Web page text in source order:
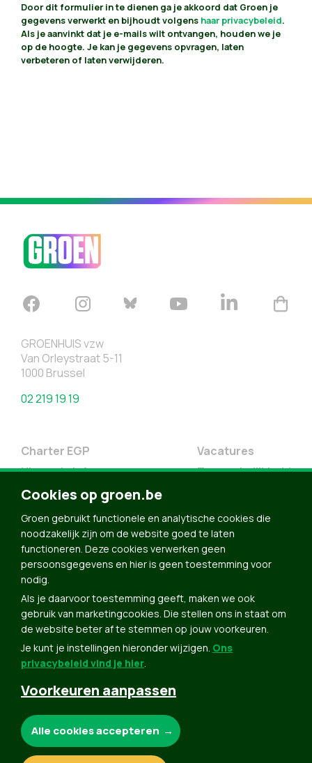
Door dit formulier in te dienen ga je akkoord dat Groen je
gegevens verwerkt en bijhoudt volgens haar privacybeleid.
Als je aanvinkt dat je e-mails wilt ontvangen, houden we je
op de hoogte. Je kan je gegevens opvragen, laten
verbeteren of laten verwijderen.
GROENHUIS vzw
Van Orleystraat 5-11
1000 Brussel
02 219 19 19
Charter EGP
Nieuwsbrief
Doe Mee
Contact
Groen in je buurt
Meldpunt
Vacatures
Toegankelijkheid
Word lid
Agenda
Bekijk kalender
Verleng je lidmaatschap
Programma oktober 2024
Programma juni 2024
Downloads
Webshop
Cookies op groen.be
Groen gebruikt functionele en analytische cookies die
noodzakelijk zijn om de website goed te laten
functioneren. Deze cookies verwerken geen
persoonsgegevens en hier is geen toestemming voor
nodig.
Als je daarvoor toestemming geeft, maken we ook
gebruik van marketingcookies. Die stellen ons in staat om
de website beter af te stemmen op jouw voorkeuren.
Je kunt je instellingen hieronder wijzigen. Ons
privacybeleid vind je hier.
Voorkeuren aanpassen
Alle cookies accepteren